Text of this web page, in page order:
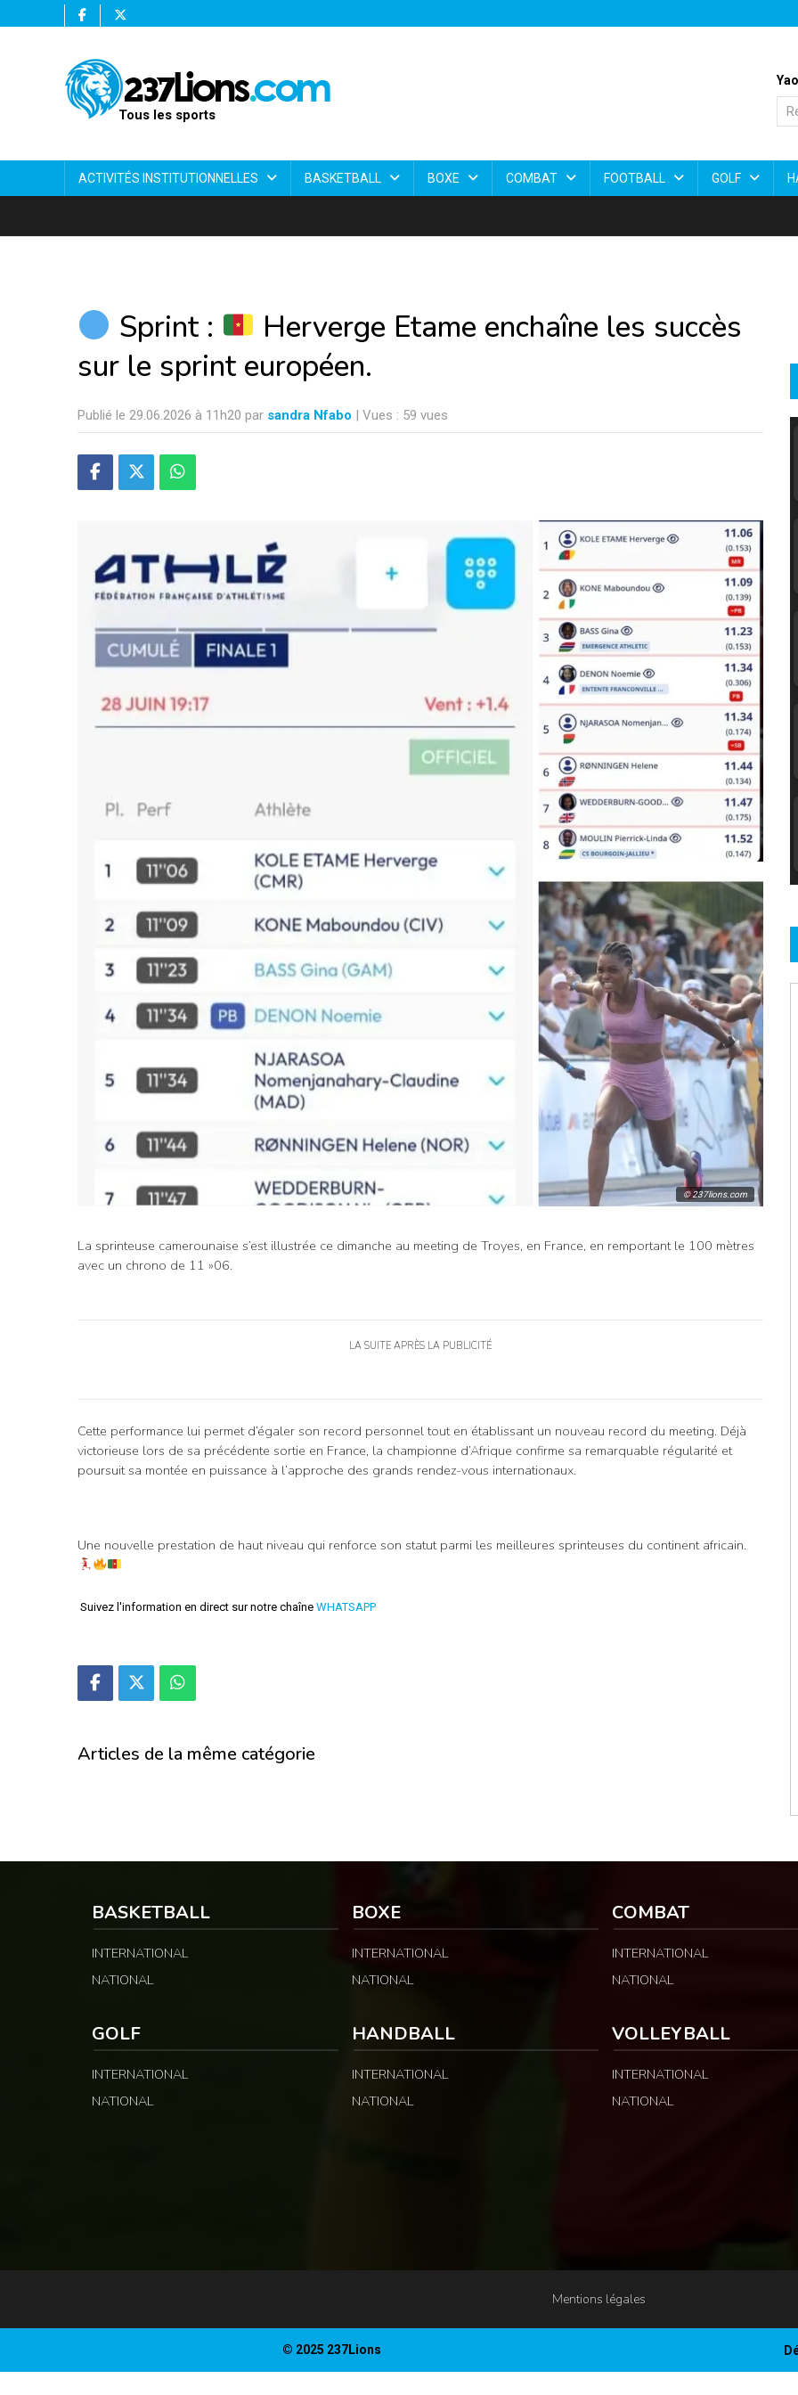
Tous les sports
ACTIVITÉS INSTITUTIONNELLES BASKETBALL BOXE COMBAT FOOTBALL GOLF
Sprint :
Herverge Etame enchaîne les succès
sur le sprint européen.
Publié le 29.06.2026 à 11h20 par sandra Nfabo | Vues : 59 vues
© 237lions.com
La sprinteuse camerounaise s’est illustrée ce dimanche au meeting de Troyes, en France, en remportant le 100 mètres
avec un chrono de 11 »06.
LA SUITE APRÈS LA PUBLICITÉ
Cette performance lui permet d’égaler son record personnel tout en établissant un nouveau record du meeting. Déjà
victorieuse lors de sa précédente sortie en France, la championne d’Afrique confirme sa remarquable régularité et
poursuit sa montée en puissance à l’approche des grands rendez-vous internationaux.
Une nouvelle prestation de haut niveau qui renforce son statut parmi les meilleures sprinteuses du continent africain.
Suivez l'information en direct sur notre chaîne WHATSAPP
Articles de la même catégorie
BASKETBALL
INTERNATIONAL
NATIONAL
BOXE
INTERNATIONAL
NATIONAL
COMBAT
INTERNATIONAL
NATIONAL
GOLF
INTERNATIONAL
NATIONAL
HANDBALL
INTERNATIONAL
NATIONAL
VOLLEYBALL
INTERNATIONAL
NATIONAL
Mentions légales
© 2025 237Lions